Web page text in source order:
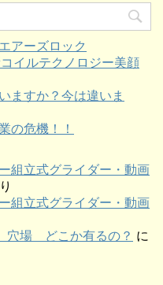
アーズロック
イルテクノロジー美顔
ますか？今は違いま
の危機！！
立式グライダー・動画
立式グライダー・動画
場 どこか有るの？ に